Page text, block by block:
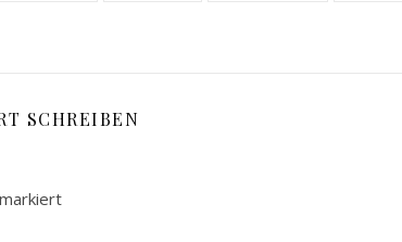
SCHREIBEN
markiert